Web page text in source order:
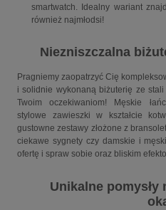
smartwatch. Idealny wariant
również najmłodsi!
Niezniszczalna
Pragniemy zaopatrzyć Cię
i solidnie wykonaną biżuterię ze
Twoim oczekiwaniom! Męskie
stylowe zawieszki w kształcie
gustowne zestawy złożone z
ciekawe sygnety czy damskie i
ofertę i spraw sobie oraz bliskim
Unikalne pomysły